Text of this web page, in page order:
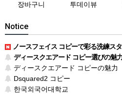
장바구니 투데이뷰
Notice
ノースフェイス コピーで彩る洗練ス
ディースクエアード コピー選びの魅力Re: 서울과학
ディースクエアード コピーの魅力
Dsquared2 コピー
한국외국어대학교